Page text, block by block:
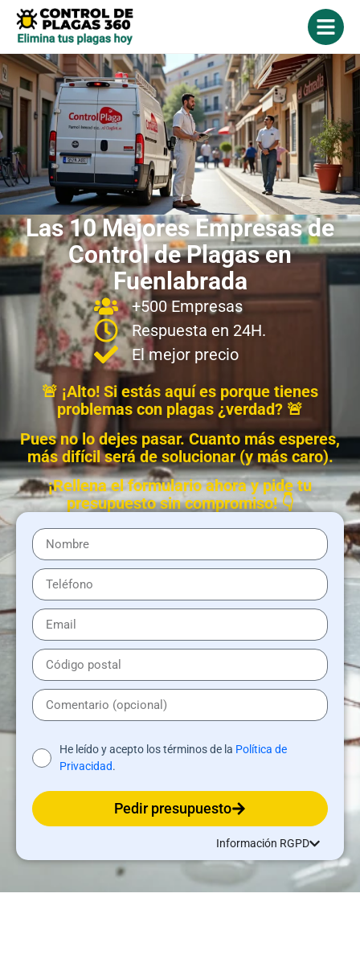
Las 10 Mejores Empresas de
Control de Plagas en
Fuenlabrada
+500 Empresas
Respuesta en 24H.
El mejor precio
🚨 ¡Alto! Si estás aquí es porque tienes
problemas con plagas ¿verdad? 🚨
Pues no lo dejes pasar. Cuanto más esperes,
más difícil será de solucionar (y más caro).
¡Rellena el formulario ahora y pide tu
presupuesto sin compromiso! 👇
He leído y acepto los términos de la Política de
Privacidad.
Pedir presupuesto
Información RGPD